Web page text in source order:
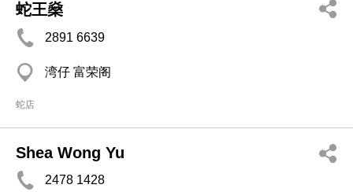
蛇王燊
2891 6639
湾仔 富荣阁
蛇店
Shea Wong Yu
2478 1428